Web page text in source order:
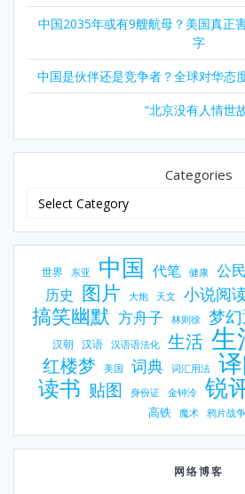
中国2035年或有9艘航母？美国真正
字
中国是伙伴还是竞争者？全球对华态
“北京没有人情世
Categories
世界 东亚 中国 代笔 健康 公民
历史 图片 大炮 天文 小说阅
搞笑幽默 方舟子 林则徐 梦
汉朝 汉语 汉语语法化 生活 生
红楼梦 美国 词典 词汇用法
读书 贴图 身份证 金钟泠 锐
高铁 魔术 鸦片战争
网络博客